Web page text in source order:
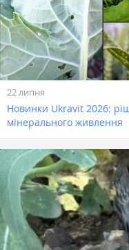
22 липня
Новинки Ukravit 2026:
мінерального живлення